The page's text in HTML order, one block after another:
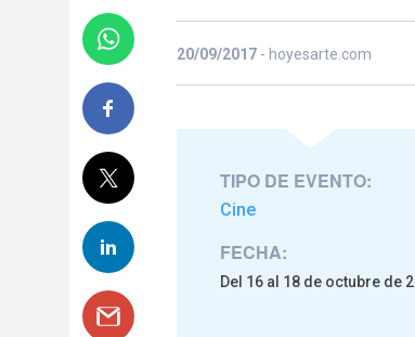
20/09/2017 - hoyesarte.com
TIPO DE EVENTO:
Cine
FECHA:
Del 16 al 18 de octubre de